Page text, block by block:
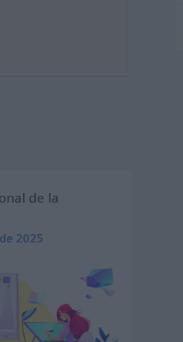
de la
2025